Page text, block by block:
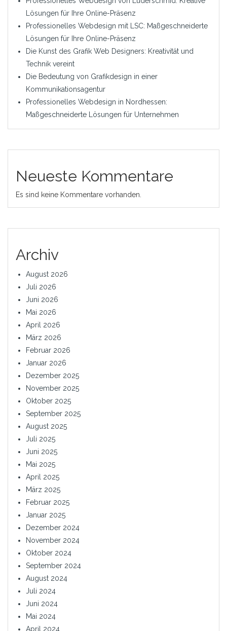
Lösungen für Ihre Online-Präsenz
Professionelles Webdesign mit LSC: Maßgeschneiderte
Lösungen für Ihre Online-Präsenz
Die Kunst des Grafik Web Designers: Kreativität und
Technik vereint
Die Bedeutung von Grafikdesign in einer
Kommunikationsagentur
Professionelles Webdesign in Nordhessen:
Maßgeschneiderte Lösungen für Unternehmen
Neueste Kommentare
Es sind keine Kommentare vorhanden.
Archiv
August 2026
Juli 2026
Juni 2026
Mai 2026
April 2026
März 2026
Februar 2026
Januar 2026
Dezember 2025
November 2025
Oktober 2025
September 2025
August 2025
Juli 2025
Juni 2025
Mai 2025
April 2025
März 2025
Februar 2025
Januar 2025
Dezember 2024
November 2024
Oktober 2024
September 2024
August 2024
Juli 2024
Juni 2024
Mai 2024
April 2024